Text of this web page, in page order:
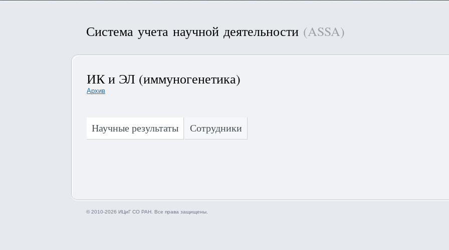
Система учета научной деятельности (ASSA)
ИК и ЭЛ (иммуногенетика)
Архив
Научные результаты Сотрудники
© 2010-2026 ИЦиГ СО РАН. Все права защищены.